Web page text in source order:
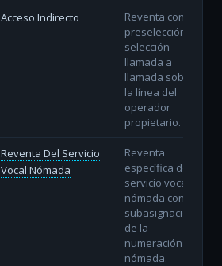
Acceso Indirecto
Reventa con
preselección o
selección
llamada a
llamada sobre
la línea del
operador
propietario.
Reventa Del Servicio
Vocal Nómada
Reventa
específica del
servicio vocal
nómada con
subasignación
de la
numeración
nómada.